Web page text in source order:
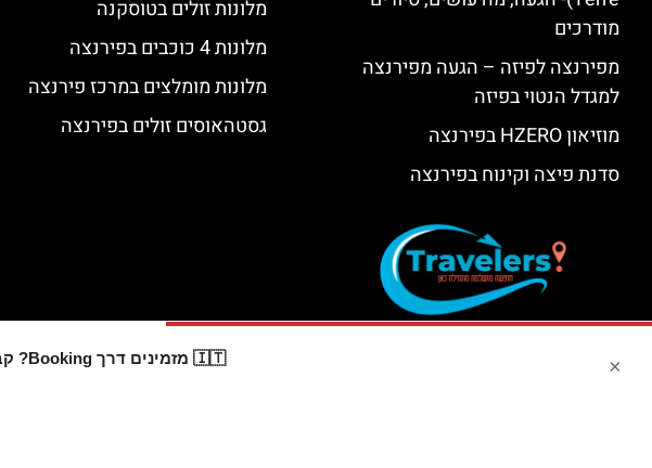
🇮🇹 מזמינים דרך Booking? קבלו ×
מודרכים
מפירנצה לפיזה – הגעה מפירנצה
למגדל הנטוי בפיזה
מוזיאון HZERO בפירנצה
סדנת פיצה וקינוח בפירנצה
מלונות זולים בטוסקנה
מלונות 4 כוכבים בפירנצה
מלונות מומלצים במרכז פירנצה
גסטהאוסים זולים בפירנצה